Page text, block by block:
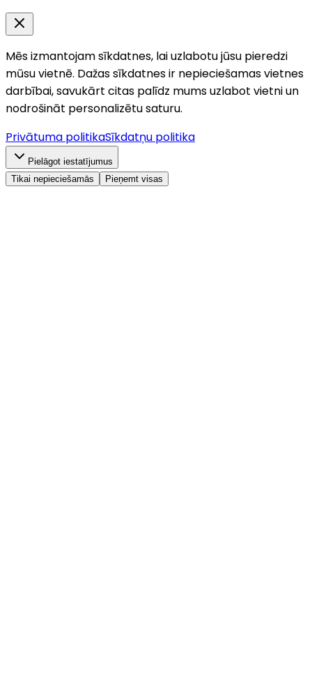
Mēs izmantojam sīkdatnes, lai uzlabotu jūsu pieredzi
mūsu vietnē. Dažas sīkdatnes ir nepieciešamas vietnes
darbībai, savukārt citas palīdz mums uzlabot vietni un
nodrošināt personalizētu saturu.
Privātuma politikaSīkdatņu politika
Pielāgot iestatījumus
Tikai nepieciešamās
Pieņemt visas